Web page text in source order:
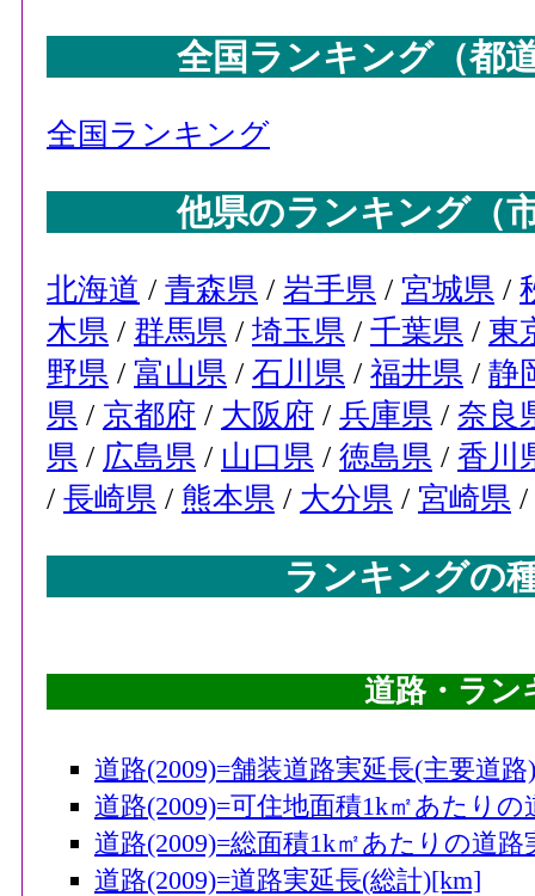
全国ランキング（都
全国ランキング
他県のランキング（
北海道 / 青森県 / 岩手県 / 宮城県 /
木県 / 群馬県 / 埼玉県 / 千葉県 / 東
野県 / 富山県 / 石川県 / 福井県 / 静
県 / 京都府 / 大阪府 / 兵庫県 / 奈良
県 / 広島県 / 山口県 / 徳島県 / 香川
/ 長崎県 / 熊本県 / 大分県 / 宮崎県 /
ランキングの
道路・ラン
道路(2009)=舗装道路実延長(主要道
道路(2009)=可住地面積1k㎡あたり
道路(2009)=総面積1k㎡あたりの道
道路(2009)=道路実延長(総計)[km]